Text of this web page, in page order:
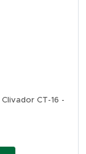
CT-16 -